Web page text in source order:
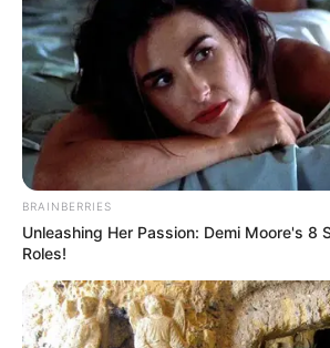
horas permitidas y que se respete el
BRAINBERRIES
Unleashing Her Passion: Demi Moore's 8
Roles!